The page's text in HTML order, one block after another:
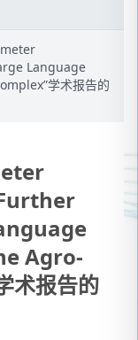
Language
学术报告的
Agro-
报告的